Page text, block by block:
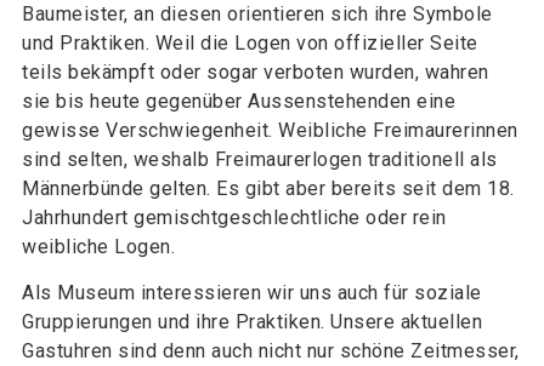
Baumeister, an diesen orientieren sich ihre Symbole
und Praktiken. Weil die Logen von offizieller Seite
teils bekämpft oder sogar verboten wurden, wahren
sie bis heute gegenüber Aussenstehenden eine
gewisse Verschwiegenheit. Weibliche Freimaurerinnen
sind selten, weshalb Freimaurerlogen traditionell als
Männerbünde gelten. Es gibt aber bereits seit dem 18.
Jahrhundert gemischtgeschlechtliche oder rein
weibliche Logen.
Als Museum interessieren wir uns auch für soziale
Gruppierungen und ihre Praktiken. Unsere aktuellen
Gastuhren sind denn auch nicht nur schöne Zeitmesser,